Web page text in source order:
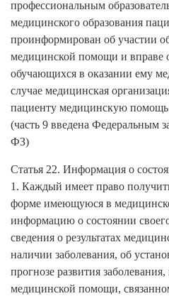
профессиональным
медицинского образования
проинформирован об участии
медицинской помощи и вправе
обучающихся в оказании ему
случае медицинская
пациенту медицинскую помощь
(часть 9 введена Федеральным
ФЗ)
Статья 22. Информация о
1. Каждый имеет право
форме имеющуюся в
информацию о состоянии
сведения о результатах
наличии заболевания, об
прогнозе развития
медицинской помощи,